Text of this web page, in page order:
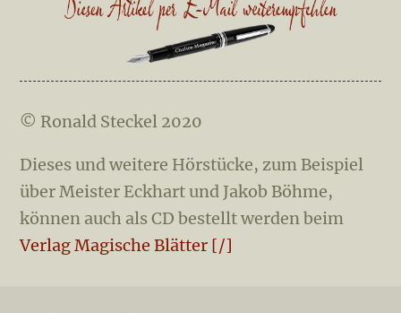
© Ronald Steckel 2020
Dieses und weitere Hörstücke, zum Beispiel
über Meister Eckhart und Jakob Böhme,
können auch als CD bestellt werden beim
Verlag Magische Blätter [/]